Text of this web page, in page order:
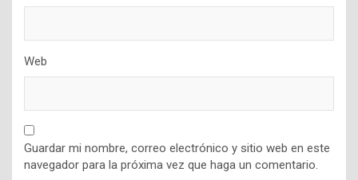
Web
Guardar mi nombre, correo electrónico y sitio web en este
navegador para la próxima vez que haga un comentario.